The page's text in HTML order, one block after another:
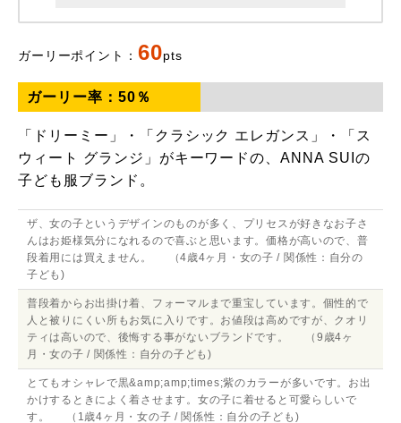
ガーリーポイント： 60pts
ガーリー率： 50 ％
「ドリーミー」・「クラシック エレガンス」・「ス
ウィート グランジ」がキーワードの、ANNA SUIの
子ども服ブランド。
ザ、女の子というデザインのものが多く、プリセスが好きなお子さ
んはお姫様気分になれるので喜ぶと思います。価格が高いので、普
段着用には買えません。 （4歳4ヶ月・女の子 / 関係性：自分の
子ども)
普段着からお出掛け着、フォーマルまで重宝しています。個性的で
人と被りにくい所もお気に入りです。お値段は高めですが、クオリ
ティは高いので、後悔する事がないブランドです。 （9歳4ヶ
月・女の子 / 関係性：自分の子ども)
とてもオシャレで黒&amp;amp;times;紫のカラーが多いです。お出
かけするときによく着させます。女の子に着せると可愛らしいで
す。 （1歳4ヶ月・女の子 / 関係性：自分の子ども)